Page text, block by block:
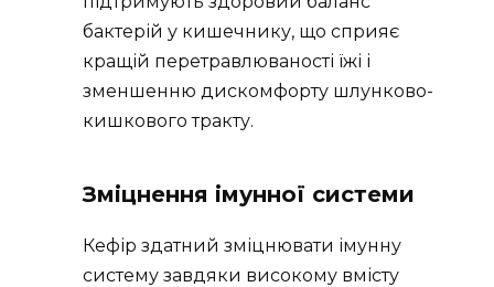
бактерій у кишечнику, що сприяє
кращій перетравлюваності їжі і
зменшенню дискомфорту шлунково-
кишкового тракту.
Зміцнення імунної системи
Кефір здатний зміцнювати імунну
систему завдяки високому вмісту